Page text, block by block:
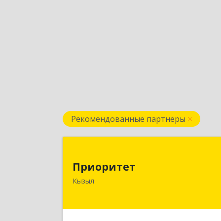
Рекомендованные партнеры
Приоритет
Кызыл
Комсомольская ул, дом № 20, кв. 2,